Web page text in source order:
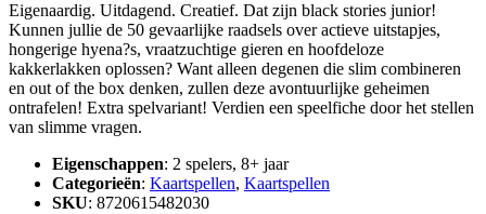
Eigenaardig. Uitdagend. Creatief. Dat zijn black stories junior!
Kunnen jullie de 50 gevaarlijke raadsels over actieve uitstapjes,
hongerige hyena?s, vraatzuchtige gieren en hoofdeloze
kakkerlakken oplossen? Want alleen degenen die slim combineren
en out of the box denken, zullen deze avontuurlijke geheimen
ontrafelen! Extra spelvariant! Verdien een speelfiche door het stellen
van slimme vragen.
Eigenschappen: 2 spelers, 8+ jaar
Categorieën: Kaartspellen, Kaartspellen
SKU: 8720615482030